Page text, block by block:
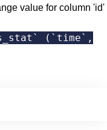
value for column 'id'
(`time`,